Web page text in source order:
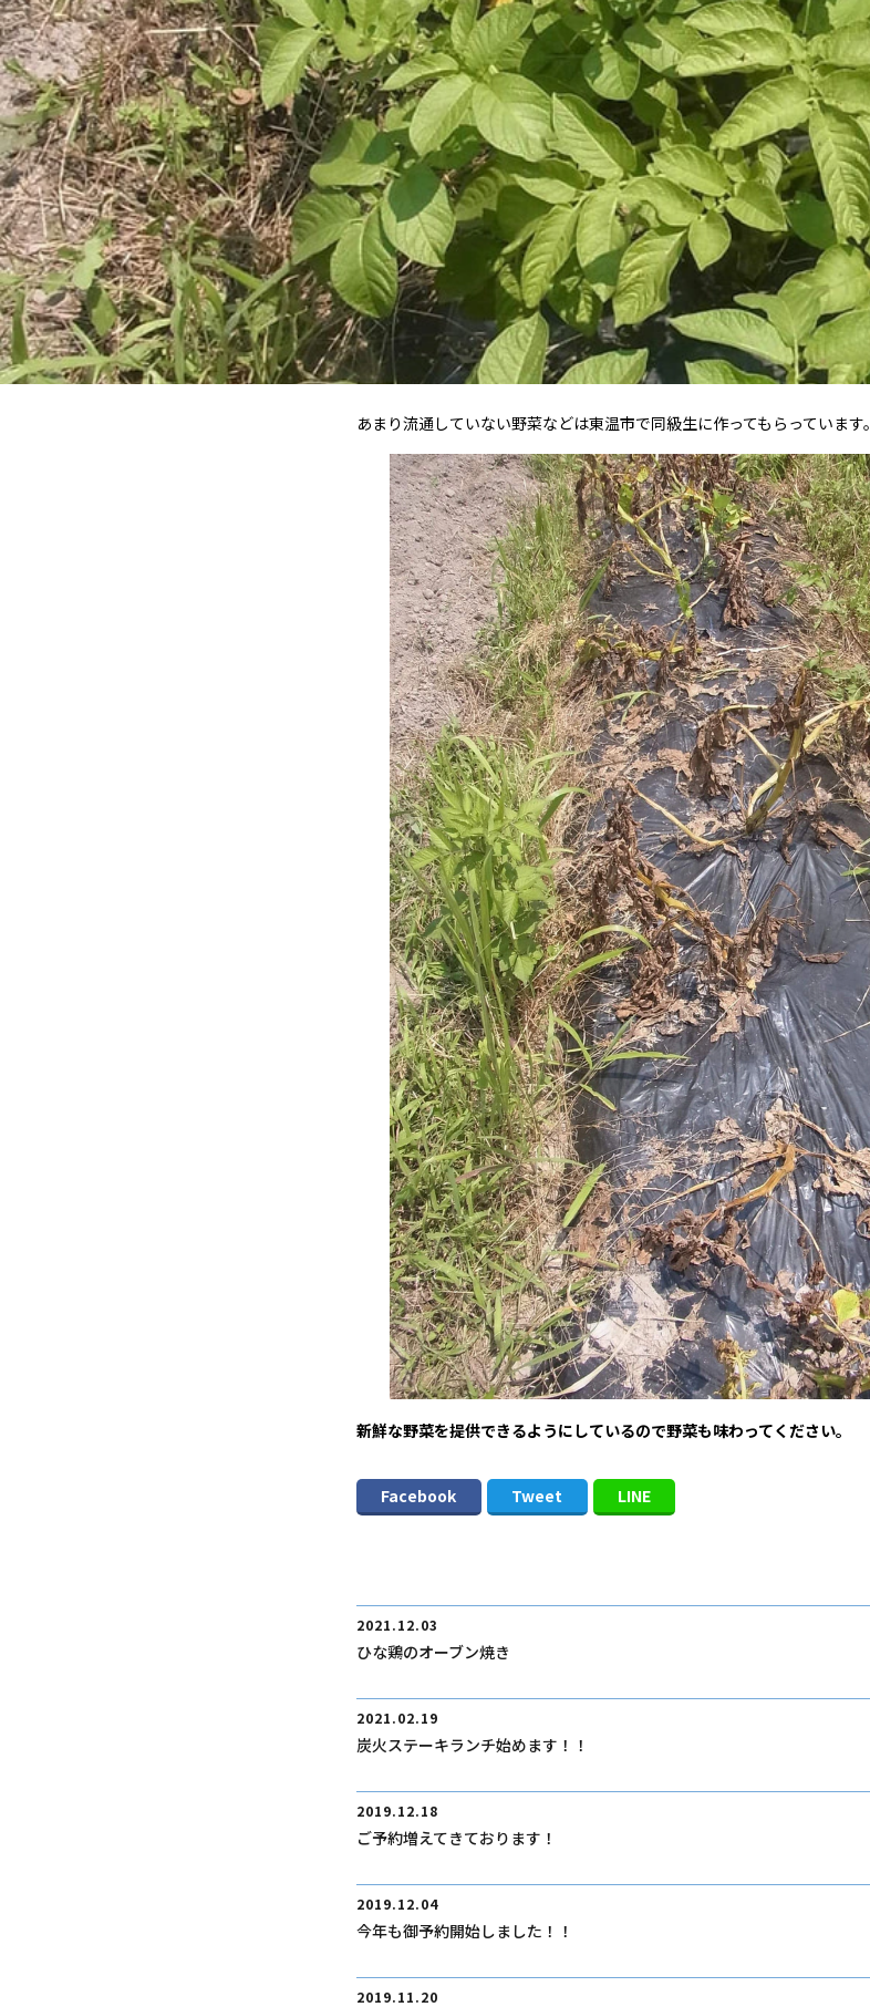
あまり流通していない野菜などは東温市で同級生に作ってもらっています。
新鮮な野菜を提供できるようにしているので野菜も味わってください。
Facebook Tweet LINE
2021.12.03
ひな鶏のオーブン焼き
2021.02.19
炭火ステーキランチ始めます！！
2019.12.18
ご予約増えてきております！
2019.12.04
今年も御予約開始しました！！
2019.11.20